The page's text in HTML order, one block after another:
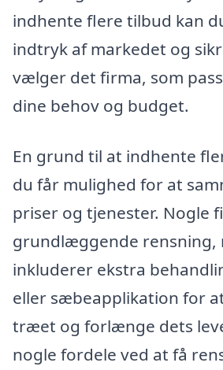
indhente flere tilbud kan
indtryk af markedet og
vælger det firma, som
dine behov og budget.
En grund til at indhente
du får mulighed for at
priser og tjenester. Nogle
grundlæggende rensning,
inkluderer ekstra
eller sæbeapplikation for
træet og forlænge dets
nogle fordele ved at få